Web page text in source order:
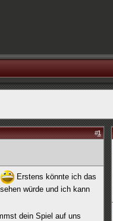
#1
Erstens könnte ich das
würde und ich kann
dein Spiel auf uns